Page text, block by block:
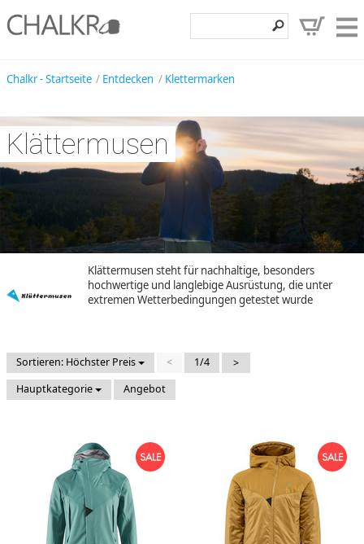
Entdecken
Angebote
Hilfe, Kontakt
Kundenbereich
Wunschzettel
Chalkr - Startseite Entdecken Klettermarken
Klättermusen
Klättermusen steht für nachhaltige, besonders
hochwertige und langlebige Ausrüstung, die unter
extremen Wetterbedingungen getestet wurde
Sortieren: Höchster Preis < 1/4
>
Hauptkategorie
Angebot